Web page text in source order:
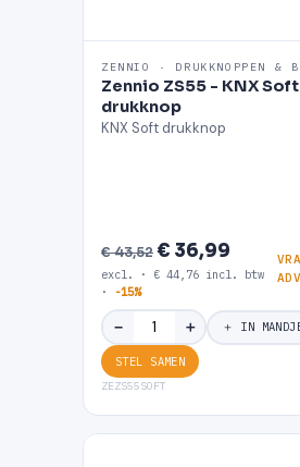
ZENNIO · DRUKKNOPPEN &
Zennio ZS55 - KNX Soft
drukknop
KNX Soft drukknop
€ 43,52€ 36,99
excl. · € 44,76 incl. btw
·
-15%
− ＋ ＋ IN
STEL SAMEN
ZEZS55SOFT